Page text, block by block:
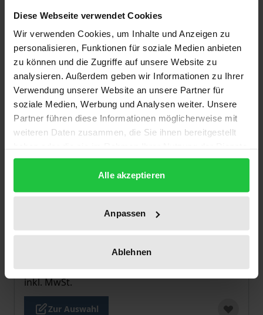
Diese Webseite verwendet Cookies
Wir verwenden Cookies, um Inhalte und Anzeigen zu
personalisieren, Funktionen für soziale Medien anbieten
zu können und die Zugriffe auf unsere Website zu
analysieren. Außerdem geben wir Informationen zu Ihrer
Verwendung unserer Website an unsere Partner für
soziale Medien, Werbung und Analysen weiter. Unsere
Partner führen diese Informationen möglicherweise mit
weiteren Daten zusammen, die Sie ihnen bereitgestellt
gesammelt haben.
Alle akzeptieren
Anpassen
Ablehnen
Die antike Literatur und die
Wissenschaftliche Revolution
Rombach, 1. Auflage 2023
69,00 €
inkl. MwSt.
Zur Auswahl